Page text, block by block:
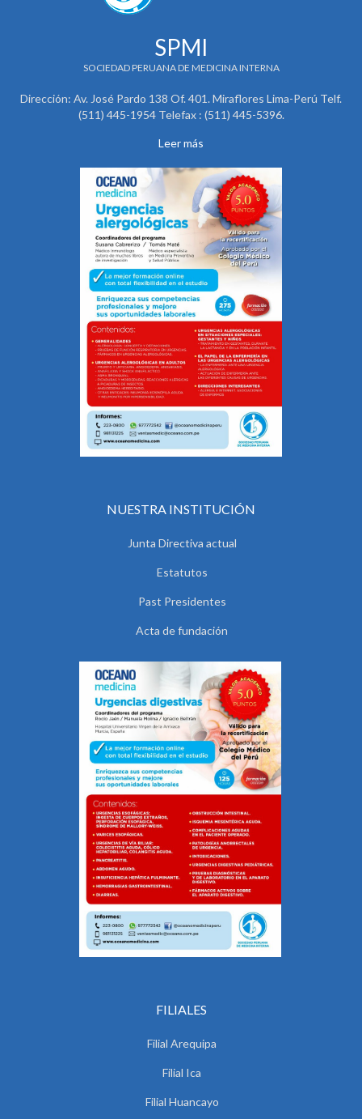
SPMI
SOCIEDAD PERUANA DE MEDICINA INTERNA
Dirección: Av. José Pardo 138 Of. 401. Miraflores Lima-Perú Telf.
(511) 445-1954 Telefax : (511) 445-5396.
Leer más
NUESTRA INSTITUCIÓN
Junta Directiva actual
Estatutos
Past Presidentes
Acta de fundación
FILIALES
Filial Arequipa
Filial Ica
Filial Huancayo